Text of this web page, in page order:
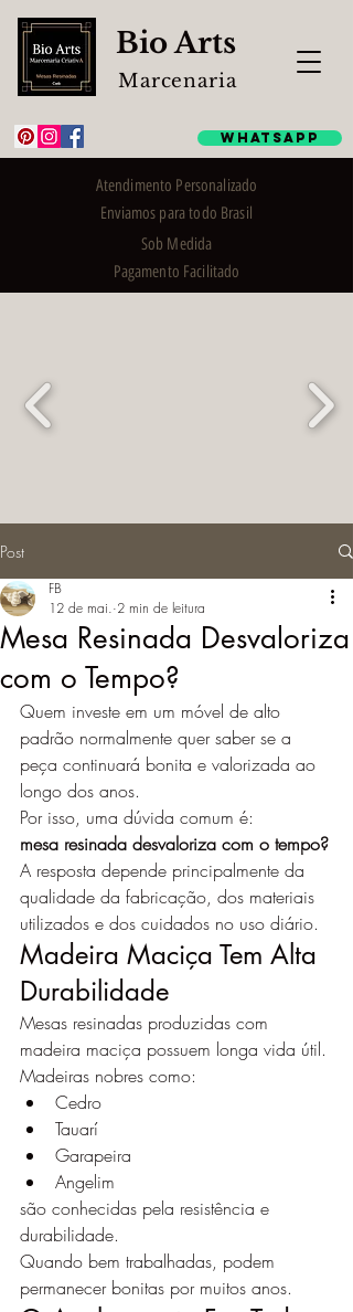
Atendimento Personalizado
Enviamos para todo Brasil
Sob Medida
Pagamento Facilitado
Bio Arts
Marcenaria
WhatsApp
Post
Mesa Resinada Desvaloriza
com o Tempo?
FB
12 de mai. 2 min de leitura
Quem investe em um móvel de alto
padrão normalmente quer saber se a
peça continuará bonita e valorizada ao
longo dos anos.
Por isso, uma dúvida comum é:
mesa resinada desvaloriza com o tempo?
A resposta depende principalmente da
qualidade da fabricação, dos materiais
utilizados e dos cuidados no uso diário.
Madeira Maciça Tem Alta
Durabilidade
Mesas resinadas produzidas com
madeira maciça possuem longa vida útil.
Madeiras nobres como:
Cedro
Tauarí
Garapeira
Angelim
são conhecidas pela resistência e
durabilidade.
Quando bem trabalhadas, podem
permanecer bonitas por muitos anos.